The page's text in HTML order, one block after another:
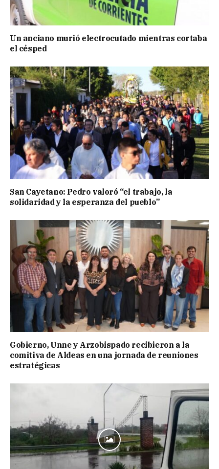
Un anciano murió electrocutado mientras cortaba
el césped
San Cayetano: Pedro valoró “el trabajo, la
solidaridad y la esperanza del pueblo”
Gobierno, Unne y Arzobispado recibieron a la
comitiva de Aldeas en una jornada de reuniones
estratégicas